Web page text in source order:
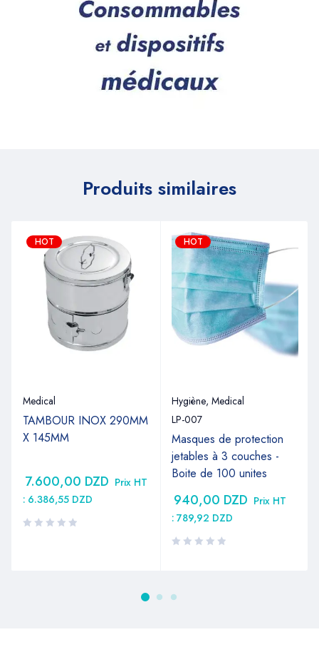
Produits similaires
HOT
Medical
TAMBOUR INOX 290MM
X 145MM
7.600,00 DZD Prix HT
: 6.386,55 DZD
HOT
Hygiène, Medical
LP-007
Masques de protection
jetables à 3 couches -
Boite de 100 unites
940,00 DZD Prix HT
: 789,92 DZD